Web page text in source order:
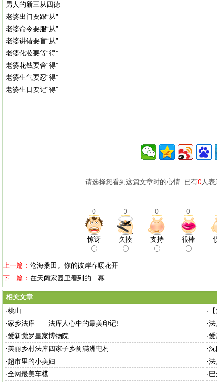
男人的新三从四德——
老婆出门要跟“从”
老婆命令要服“从”
老婆讲错要盲“从”
老婆化妆要等“得”
老婆花钱要舍“得”
老婆生气要忍“得”
老婆生日要记“得”
请选择您看到这篇文章时的心情: 已有0人
0 0 0 0
惊讶 欠揍 支持 很棒
上一篇： 沧海桑田。你的彼岸春暖花开
下一篇： 在天阔家园里看到的一幕
相关文章
·桃山 ·
·家乡法库——法库人心中的最美印记! ·法
·爱新觉罗皇家博物院 ·爱
·美丽乡村法库四家子乡前满洲屯村 ·沈
·超市里的小美妇 ·法
·全网最美车模 ·